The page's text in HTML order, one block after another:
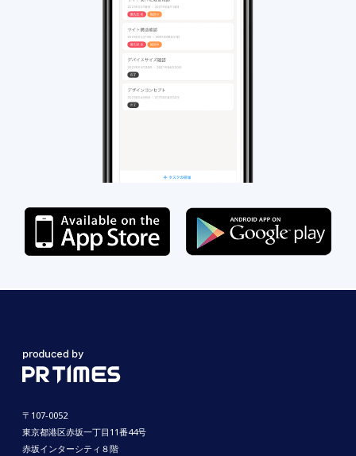
〒107-0052
東京都港区赤坂一丁目11番44号
赤坂インターシティ８階